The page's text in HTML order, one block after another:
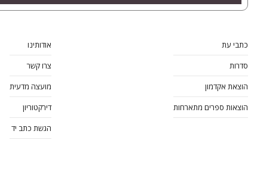
כתבי עת
סדרות
הוצאת אקדמון
הוצאות ספרים מתארחות
אודותינו
צרו קשר
מועצה מדעית
דירקטוריון
הגשת כתב יד